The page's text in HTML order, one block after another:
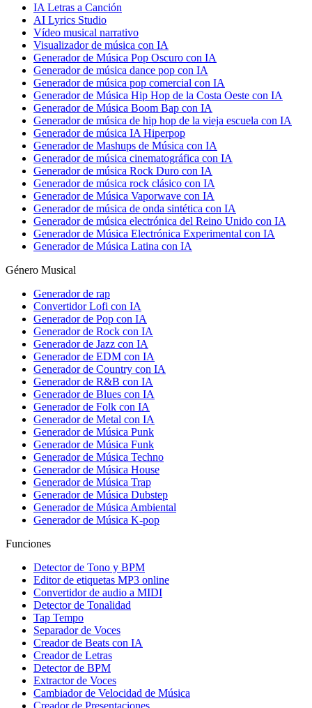
IA Letras a Canción
AI Lyrics Studio
Vídeo musical narrativo
Visualizador de música con IA
Generador de Música Pop Oscuro con IA
Generador de música dance pop con IA
Generador de música pop comercial con IA
Generador de Música Hip Hop de la Costa Oeste con IA
Generador de Música Boom Bap con IA
Generador de música de hip hop de la vieja escuela con IA
Generador de música IA Hiperpop
Generador de Mashups de Música con IA
Generador de música cinematográfica con IA
Generador de música Rock Duro con IA
Generador de música rock clásico con IA
Generador de Música Vaporwave con IA
Generador de música de onda sintética con IA
Generador de música electrónica del Reino Unido con IA
Generador de Música Electrónica Experimental con IA
Generador de Música Latina con IA
Género Musical
Generador de rap
Convertidor Lofi con IA
Generador de Pop con IA
Generador de Rock con IA
Generador de Jazz con IA
Generador de EDM con IA
Generador de Country con IA
Generador de R&B con IA
Generador de Blues con IA
Generador de Folk con IA
Generador de Metal con IA
Generador de Música Punk
Generador de Música Funk
Generador de Música Techno
Generador de Música House
Generador de Música Trap
Generador de Música Dubstep
Generador de Música Ambiental
Generador de Música K-pop
Funciones
Detector de Tono y BPM
Editor de etiquetas MP3 online
Convertidor de audio a MIDI
Detector de Tonalidad
Tap Tempo
Separador de Voces
Creador de Beats con IA
Creador de Letras
Detector de BPM
Extractor de Voces
Cambiador de Velocidad de Música
Creador de Presentaciones